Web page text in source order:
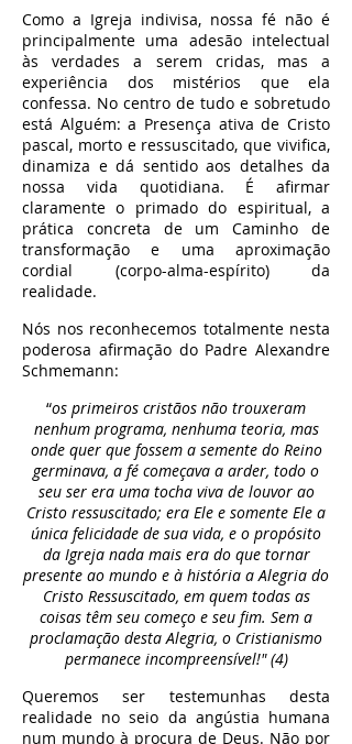
Como a Igreja indivisa, nossa fé não é
principalmente uma adesão intelectual
às verdades a serem cridas, mas a
experiência dos mistérios que ela
confessa. No centro de tudo e sobretudo
está Alguém: a Presença ativa de Cristo
pascal, morto e ressuscitado, que vivifica,
dinamiza e dá sentido aos detalhes da
nossa vida quotidiana. É afirmar
claramente o primado do espiritual, a
prática concreta de um Caminho de
transformação e uma aproximação
cordial (corpo-alma-espírito) da
realidade.
Nós nos reconhecemos totalmente nesta
poderosa afirmação do Padre Alexandre
Schmemann:
“os primeiros cristãos não trouxeram
nenhum programa, nenhuma teoria, mas
onde quer que fossem a semente do Reino
germinava, a fé começava a arder, todo o
seu ser era uma tocha viva de louvor ao
Cristo ressuscitado; era Ele e somente Ele a
única felicidade de sua vida, e o propósito
da Igreja nada mais era do que tornar
presente ao mundo e à história a Alegria do
Cristo Ressuscitado, em quem todas as
coisas têm seu começo e seu fim. Sem a
proclamação desta Alegria, o Cristianismo
permanece incompreensível!" (4)
Queremos ser testemunhas desta
realidade no seio da angústia humana
num mundo à procura de Deus. Não por